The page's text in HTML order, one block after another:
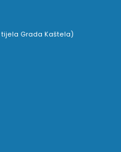
Grada Kaštela)